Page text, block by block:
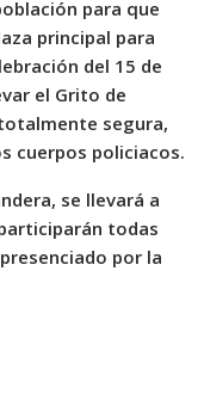
para que
principal para
del 15 de
el Grito de
segura,
cuerpos policiacos.
se llevará a
todas
por la